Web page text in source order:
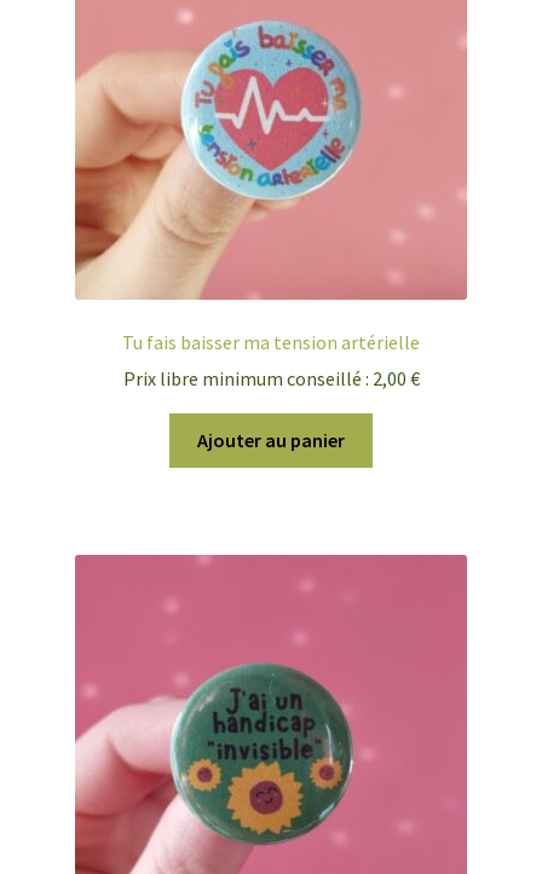
Tu fais baisser ma tension artérielle
Prix libre minimum conseillé : 2,00 €
Ajouter au panier